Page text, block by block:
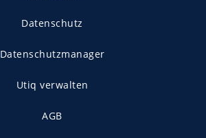
Datenschutz
Datenschutzmanager
Utiq verwalten
AGB